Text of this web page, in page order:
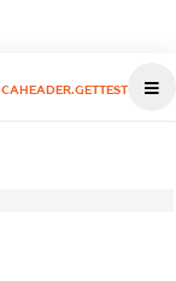
CAHEADER.GETTEST